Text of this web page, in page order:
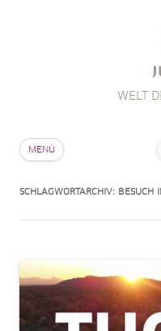
WELT
MENÜ
SCHLAGWORTARCHIV: BESUCH